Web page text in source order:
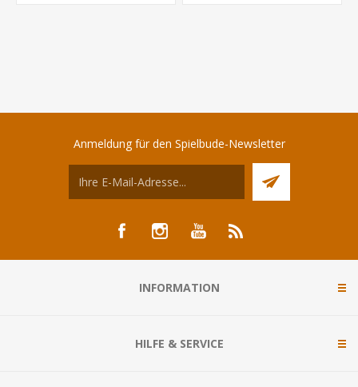
Anmeldung für den Spielbude-Newsletter
INFORMATION
HILFE & SERVICE